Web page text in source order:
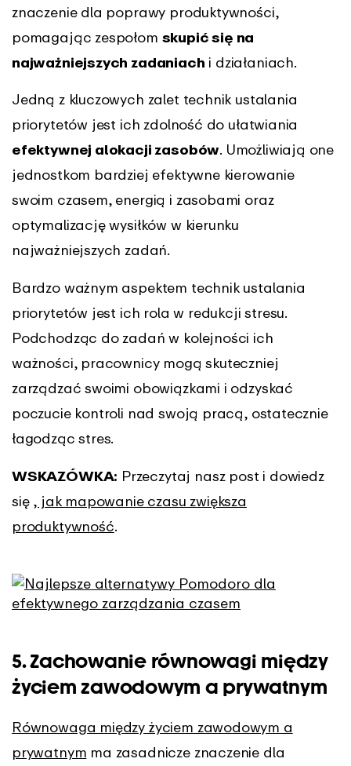
znaczenie dla poprawy produktywności,
pomagając zespołom skupić się na
najważniejszych zadaniach i działaniach.
Jedną z kluczowych zalet technik ustalania
priorytetów jest ich zdolność do ułatwiania
efektywnej alokacji zasobów. Umożliwiają one
jednostkom bardziej efektywne kierowanie
swoim czasem, energią i zasobami oraz
optymalizację wysiłków w kierunku
najważniejszych zadań.
Bardzo ważnym aspektem technik ustalania
priorytetów jest ich rola w redukcji stresu.
Podchodząc do zadań w kolejności ich
ważności, pracownicy mogą skuteczniej
zarządzać swoimi obowiązkami i odzyskać
poczucie kontroli nad swoją pracą, ostatecznie
łagodząc stres.
WSKAZÓWKA: Przeczytaj nasz post i dowiedz
się , jak mapowanie czasu zwiększa
produktywność.
5. Zachowanie równowagi między
życiem zawodowym a prywatnym
Równowaga między życiem zawodowym a
prywatnym ma zasadnicze znaczenie dla